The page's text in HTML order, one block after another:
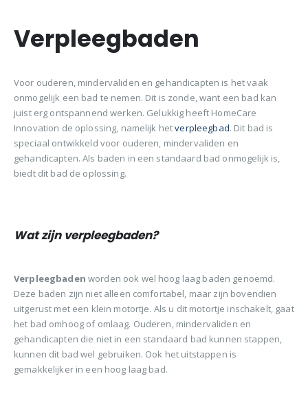
Verpleegbaden
Voor ouderen, mindervaliden en gehandicapten is het vaak
onmogelijk een bad te nemen. Dit is zonde, want een bad kan
juist erg ontspannend werken. Gelukkig heeft HomeCare
Innovation de oplossing, namelijk hetverpleegbad. Dit bad is
speciaal ontwikkeld voor ouderen, mindervaliden en
gehandicapten. Als baden in een standaard bad onmogelijk is,
biedt dit bad de oplossing.
Wat zijn verpleegbaden?
Verpleegbaden worden ook wel hoog laag baden genoemd.
Deze baden zijn niet alleen comfortabel, maar zijn bovendien
uitgerust met een klein motortje. Als u dit motortje inschakelt, gaat
het bad omhoog of omlaag. Ouderen, mindervaliden en
gehandicapten die niet in een standaard bad kunnen stappen,
kunnen dit bad wel gebruiken. Ook het uitstappen is
gemakkelijker in een hoog laag bad.